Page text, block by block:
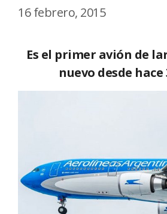
16 febrero, 2015
Es el primer avión de
nuevo desde hace